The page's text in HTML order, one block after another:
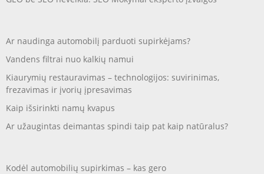
Ar naudinga automobilį parduoti supirkėjams?
Vandens filtrai nuo kalkių namui
Kiaurymių restauravimas – technologijos: suvirinimas,
frezavimas ir įvorių įpresavimas
Kaip išsirinkti namų kvapus
Ar užaugintas deimantas spindi taip pat kaip natūralus?
Kodėl automobilių supirkimas – kas gero